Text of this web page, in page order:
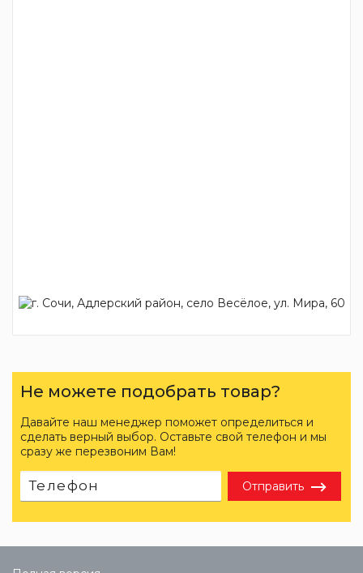
Не можете подобрать товар?
Давайте наш менеджер поможет определиться и
сделать верный выбор. Оставьте свой телефон и мы
сразу же перезвоним Вам!
Отправить